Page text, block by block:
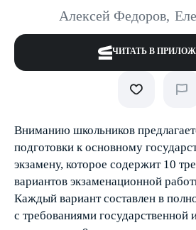
Алексей Федоров,
ЧИТАТЬ В
Вниманию школьников
подготовки к основному
экзамену, которое содержит 10
вариантов экзаменационной
Каждый вариант составлен в
с требованиями государственной